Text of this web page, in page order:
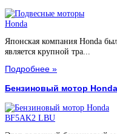
Японская компания Honda
является крупной тра...
Подробнее »
Бензиновый мотор